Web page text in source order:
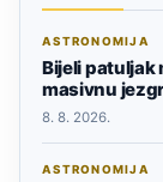
ASTRONOMIJA
Bijeli patuljak
masivnu
8. 8. 2026.
ASTRONOMIJA